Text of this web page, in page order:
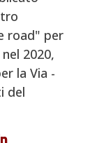
road" per
2020,
la Via -
del